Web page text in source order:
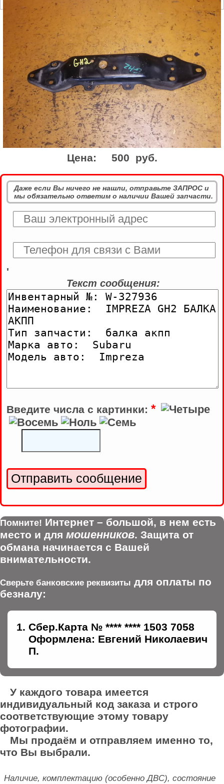
Цена: 500 руб.
Даже если Вы ничего не нашли, отправьте ЗАПРОС и
мы обязательно ответим о наличии Вашей запчасти.
'
Текст сообщения:
Введите числа с картинки: *
Помните! Интернет – большой, в нем есть
место и для мошенников. Защита от
обмана начинается с Вашей
внимательности.
Сверьте банковские реквизиты для оплаты по
безналу:
Сбер.Карта № **** **** 1503 7058
Оформлена: Евгений Николаевич
П.
У каждого товара имеется
индивидуальный код заказа и строго
соответствующие этому товару
фотографии.
Мы продаём и отправляем именно то,
что Вы выбрали.
Наличие, комплектацию (особенно ДВС), состояние